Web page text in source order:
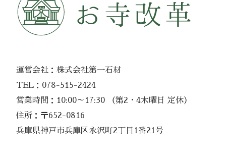
運営会社：株式会社第一石材
TEL：078-515-2424
営業時間：10:00～17:30 （第2・4木曜日 定休）
住所：〒652-0816
兵庫県神戸市兵庫区永沢町2丁目1番21号